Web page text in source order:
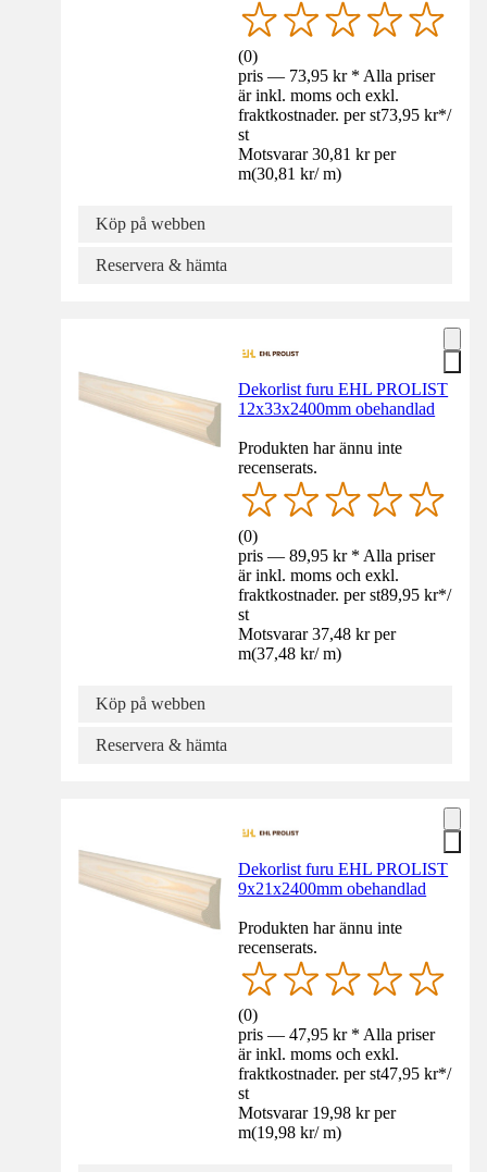
(0)
pris — 73,95 kr * Alla priser
är inkl. moms och exkl.
fraktkostnader. per st73,95 kr*/
st
Motsvarar 30,81 kr per
m(30,81 kr/ m)
Köp på webben
Reservera & hämta
Dekorlist furu EHL PROLIST
12x33x2400mm obehandlad
Produkten har ännu inte
recenserats.
(0)
pris — 89,95 kr * Alla priser
är inkl. moms och exkl.
fraktkostnader. per st89,95 kr*/
st
Motsvarar 37,48 kr per
m(37,48 kr/ m)
Köp på webben
Reservera & hämta
Dekorlist furu EHL PROLIST
9x21x2400mm obehandlad
Produkten har ännu inte
recenserats.
(0)
pris — 47,95 kr * Alla priser
är inkl. moms och exkl.
fraktkostnader. per st47,95 kr*/
st
Motsvarar 19,98 kr per
m(19,98 kr/ m)